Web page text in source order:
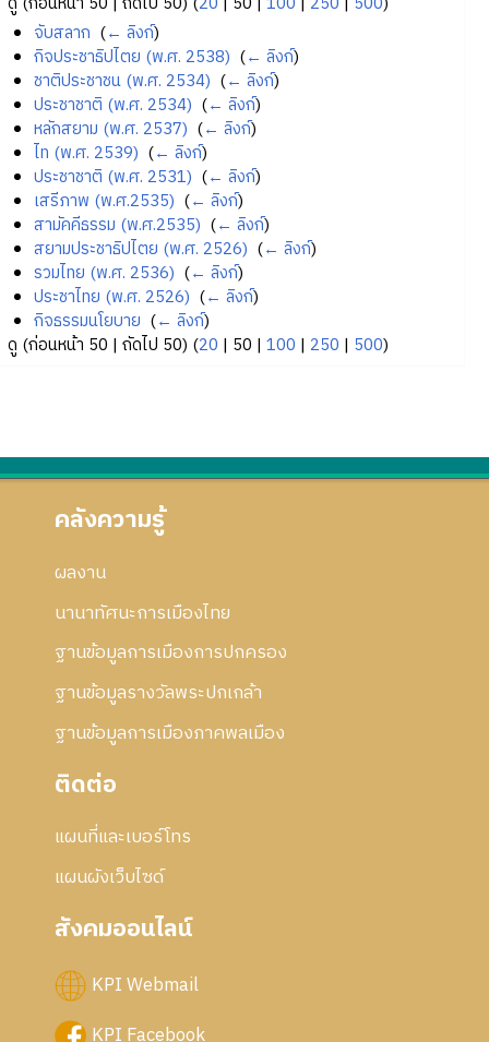
จับสลาก (← ลิงก์)
กิจประชาธิปไตย (พ.ศ. 2538) (← ลิงก์)
ชาติประชาชน (พ.ศ. 2534) (← ลิงก์)
ประชาชาติ (พ.ศ. 2534) (← ลิงก์)
หลักสยาม (พ.ศ. 2537) (← ลิงก์)
ไท (พ.ศ. 2539) (← ลิงก์)
ประชาชาติ (พ.ศ. 2531) (← ลิงก์)
เสรีภาพ (พ.ศ.2535) (← ลิงก์)
สามัคคีธรรม (พ.ศ.2535) (← ลิงก์)
สยามประชาธิปไตย (พ.ศ. 2526) (← ลิงก์)
รวมไทย (พ.ศ. 2536) (← ลิงก์)
ประชาไทย (พ.ศ. 2526) (← ลิงก์)
กิจธรรมนโยบาย (← ลิงก์)
ดู (ก่อนหน้า 50 | ถัดไป 50) (20 | 50 | 100 | 250 | 500)
คลังความรู้
ผลงาน
นานาทัศนะการเมืองไทย
ฐานข้อมูลการเมืองการปกครอง
ฐานข้อมูลรางวัลพระปกเกล้า
ฐานข้อมูลการเมืองภาคพลเมือง
ติดต่อ
แผนที่และเบอร์โทร
แผนผังเว็บไซด์
สังคมออนไลน์
KPI Webmail
KPI Facebook